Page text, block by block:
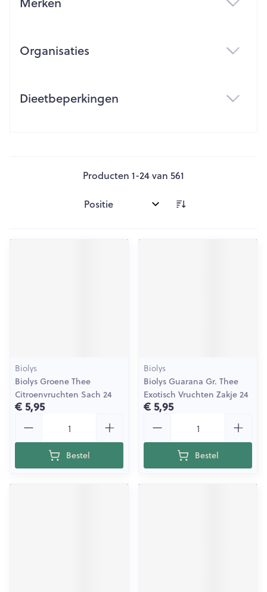
Organisaties
Dieetbeperkingen
Producten 1-24van 561
Sorteer op:
Biolys
Biolys Groene Thee
Citroenvruchten Sach 24
€ 5,95
Bestel
Biolys
Biolys Guarana Gr. Thee
Exotisch Vruchten Zakje 24
€ 5,95
Bestel